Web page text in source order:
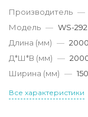
Производитель —
Модель — WS-292
Длина (мм) — 2000
Д*Ш*В (мм) —
Ширина (мм) —
Все характеристики